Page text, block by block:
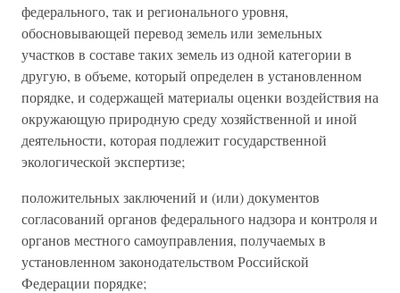
федерального, так и регионального уровня,
обосновывающей перевод земель или земельных
участков в составе таких земель из одной категории в
другую, в объеме, который определен в установленном
порядке, и содержащей материалы оценки воздействия на
окружающую природную среду хозяйственной и иной
деятельности, которая подлежит государственной
экологической экспертизе;
положительных заключений и (или) документов
согласований органов федерального надзора и контроля и
органов местного самоуправления, получаемых в
установленном законодательством Российской
Федерации порядке;